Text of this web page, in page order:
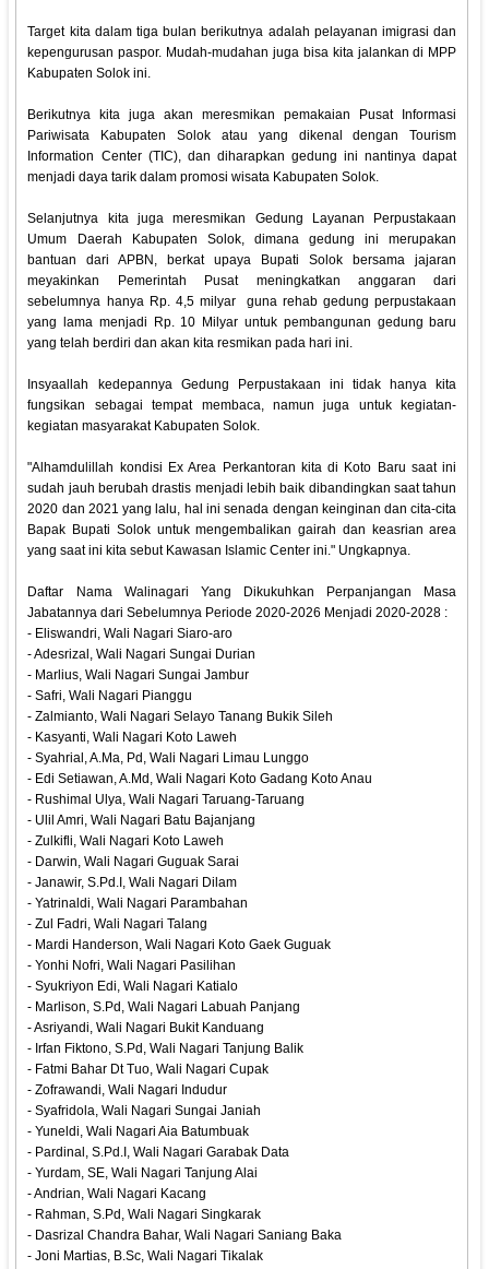
Target kita dalam tiga bulan berikutnya adalah pelayanan imigrasi dan
kepengurusan paspor. Mudah-mudahan juga bisa kita jalankan di MPP
Kabupaten Solok ini.
Berikutnya kita juga akan meresmikan pemakaian Pusat Informasi
Pariwisata Kabupaten Solok atau yang dikenal dengan Tourism
Information Center (TIC), dan diharapkan gedung ini nantinya dapat
menjadi daya tarik dalam promosi wisata Kabupaten Solok.
Selanjutnya kita juga meresmikan Gedung Layanan Perpustakaan
Umum Daerah Kabupaten Solok, dimana gedung ini merupakan
bantuan dari APBN, berkat upaya Bupati Solok bersama jajaran
meyakinkan Pemerintah Pusat meningkatkan anggaran dari
sebelumnya hanya Rp. 4,5 milyar guna rehab gedung perpustakaan
yang lama menjadi Rp. 10 Milyar untuk pembangunan gedung baru
yang telah berdiri dan akan kita resmikan pada hari ini.
Insyaallah kedepannya Gedung Perpustakaan ini tidak hanya kita
fungsikan sebagai tempat membaca, namun juga untuk kegiatan-
kegiatan masyarakat Kabupaten Solok.
"Alhamdulillah kondisi Ex Area Perkantoran kita di Koto Baru saat ini
sudah jauh berubah drastis menjadi lebih baik dibandingkan saat tahun
2020 dan 2021 yang lalu, hal ini senada dengan keinginan dan cita-cita
Bapak Bupati Solok untuk mengembalikan gairah dan keasrian area
yang saat ini kita sebut Kawasan Islamic Center ini." Ungkapnya.
Daftar Nama Walinagari Yang Dikukuhkan Perpanjangan Masa
Jabatannya dari Sebelumnya Periode 2020-2026 Menjadi 2020-2028 :
- Eliswandri, Wali Nagari Siaro-aro
- Adesrizal, Wali Nagari Sungai Durian
- Marlius, Wali Nagari Sungai Jambur
- Safri, Wali Nagari Pianggu
- Zalmianto, Wali Nagari Selayo Tanang Bukik Sileh
- Kasyanti, Wali Nagari Koto Laweh
- Syahrial, A.Ma, Pd, Wali Nagari Limau Lunggo
- Edi Setiawan, A.Md, Wali Nagari Koto Gadang Koto Anau
- Rushimal Ulya, Wali Nagari Taruang-Taruang
- Ulil Amri, Wali Nagari Batu Bajanjang
- Zulkifli, Wali Nagari Koto Laweh
- Darwin, Wali Nagari Guguak Sarai
- Janawir, S.Pd.I, Wali Nagari Dilam
- Yatrinaldi, Wali Nagari Parambahan
- Zul Fadri, Wali Nagari Talang
- Mardi Handerson, Wali Nagari Koto Gaek Guguak
- Yonhi Nofri, Wali Nagari Pasilihan
- Syukriyon Edi, Wali Nagari Katialo
- Marlison, S.Pd, Wali Nagari Labuah Panjang
- Asriyandi, Wali Nagari Bukit Kanduang
- Irfan Fiktono, S.Pd, Wali Nagari Tanjung Balik
- Fatmi Bahar Dt Tuo, Wali Nagari Cupak
- Zofrawandi, Wali Nagari Indudur
- Syafridola, Wali Nagari Sungai Janiah
- Yuneldi, Wali Nagari Aia Batumbuak
- Pardinal, S.Pd.I, Wali Nagari Garabak Data
- Yurdam, SE, Wali Nagari Tanjung Alai
- Andrian, Wali Nagari Kacang
- Rahman, S.Pd, Wali Nagari Singkarak
- Dasrizal Chandra Bahar, Wali Nagari Saniang Baka
- Joni Martias, B.Sc, Wali Nagari Tikalak